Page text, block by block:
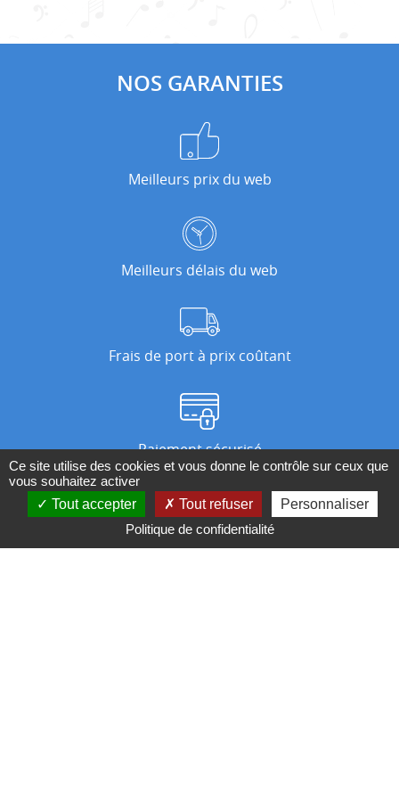
NOS GARANTIES
Meilleurs prix du web
Meilleurs délais du web
Frais de port à prix coûtant
Paiement sécurisé
Nos magasins
Ce site utilise des cookies et vous donne le contrôle sur ceux que
vous souhaitez activer
Tout accepter
Tout refuser
Personnaliser
Politique de confidentialité